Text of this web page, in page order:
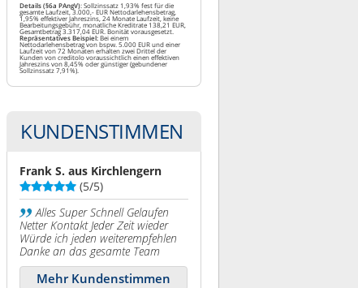
Details (§6a PAngV): Sollzinssatz 1,93% fest für die
gesamte Laufzeit, 3.000,- EUR Nettodarlehensbetrag,
1,95% effektiver Jahreszins, 24 Monate Laufzeit, keine
Bearbeitungsgebühr, monatliche Kreditrate 138,21 EUR,
Gesamtbetrag 3.317,04 EUR. Bonität vorausgesetzt.
Repräsentatives Beispiel:Bei einem
Nettodarlehensbetrag von bspw. 5.000 EUR und einer
Laufzeit von 72 Monaten erhalten zwei Drittel der
Kunden von creditolo voraussichtlich einen effektiven
Jahreszins von 8,45% oder günstiger (gebundener
Sollzinssatz 7,91%).
KUNDENSTIMMEN
Frank S. aus Kirchlengern
(5/5)
Alles Super Schnell Gelaufen
Netter Kontakt Jeder Zeit wieder
Würde ich jeden weiterempfehlen
Danke an das gesamte Team
Mehr Kundenstimmen